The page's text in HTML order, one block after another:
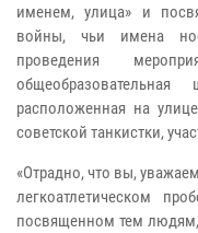
именем, улица» и
войны, чьи имена
проведения
расположенная на
советской танкистки,
«Отрадно, что вы,
легкоатлетическом
посвященном тем